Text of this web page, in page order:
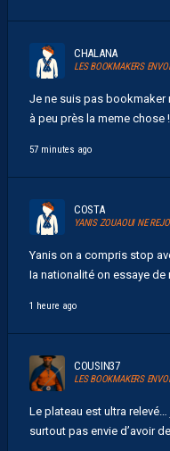
CHALANA
Je ne suis pas bookmaker
à peu près la meme chose !
57 minutes ago
COSTA
YANIS ZOUAOUI NE
Yanis on a compris stop
Ia nationalité on essaye de
1 heure ago
COUSIN37
Le plateau est ultra relevé…
surtout pas envie d’avoir